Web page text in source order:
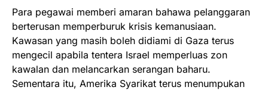
Para pegawai memberi amaran bahawa pelanggaran
berterusan memperburuk krisis kemanusiaan.
Kawasan yang masih boleh didiami di Gaza terus
mengecil apabila tentera Israel memperluas zon
kawalan dan melancarkan serangan baharu.
Sementara itu, Amerika Syarikat terus menumpukan